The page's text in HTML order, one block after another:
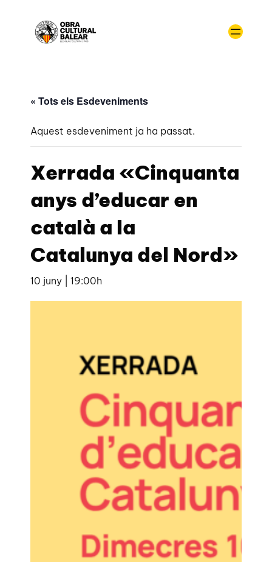
« Tots els Esdeveniments
Aquest esdeveniment ja ha passat.
Xerrada «Cinquanta
anys d’educar en
català a la
Catalunya del Nord»
10 juny | 19:00h